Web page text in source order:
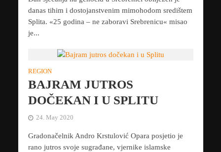
danas tihim i dostojanstvenim mimohodom središtem
Splita. «25 godina – ne zaboravi Srebrenicu« misao
je...
REGION
BAJRAM JUTROS
DOČEKAN I U SPLITU
24. May 2020
Gradonačelnik Andro Krstulović Opara posjetio je
rano jutros svoje sugrađane, vjernike islamske